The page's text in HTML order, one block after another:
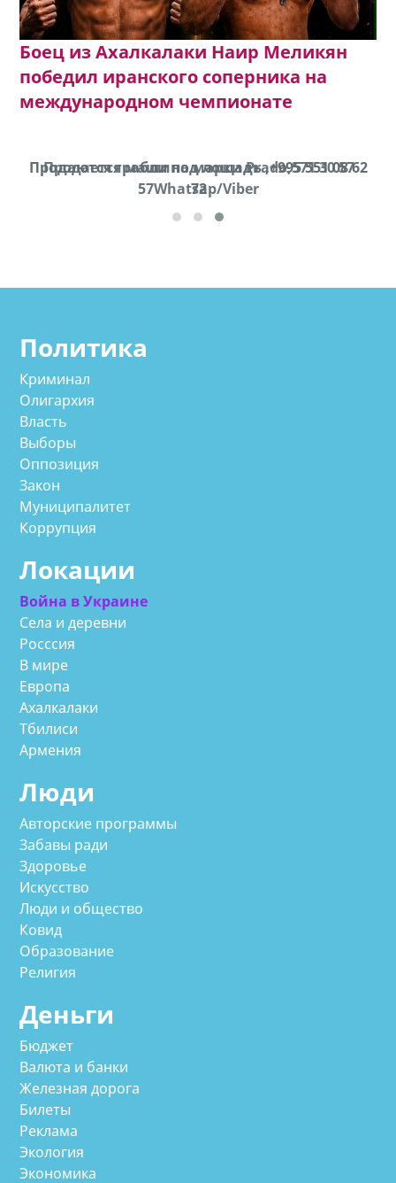
Боец из Ахалкалаки Наир Меликян
победил иранского соперника на
международном чемпионате
Продается машина марки Prado,571 30 57
57Whatsap/Viber
Продаются грабли под лощадь ,+995 551 08 62
72
Политика
Криминал
Олигархия
Власть
Выборы
Оппозиция
Закон
Муниципалитет
Коррупция
Локации
Война в Украине
Села и деревни
Росссия
В мире
Европа
Ахалкалаки
Тбилиси
Армения
Люди
Авторские программы
Забавы ради
Здоровье
Искусство
Люди и общество
Ковид
Образование
Религия
Деньги
Бюджет
Валюта и банки
Железная дорога
Билеты
Реклама
Экология
Экономика